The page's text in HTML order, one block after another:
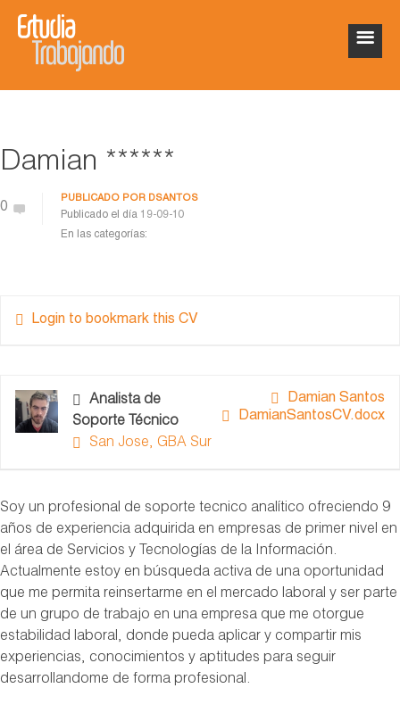
Damian ******
0
PUBLICADO POR DSANTOS
Publicado el día 19-09-10
En las categorías:
Login to bookmark this CV
Damian Santos
DamianSantosCV.docx
Analista de
Soporte Técnico
San Jose, GBA Sur
Soy un profesional de soporte tecnico analítico ofreciendo 9
años de experiencia adquirida en empresas de primer nivel en
el área de Servicios y Tecnologías de la Información.
Actualmente estoy en búsqueda activa de una oportunidad
que me permita reinsertarme en el mercado laboral y ser parte
de un grupo de trabajo en una empresa que me otorgue
estabilidad laboral, donde pueda aplicar y compartir mis
experiencias, conocimientos y aptitudes para seguir
desarrollandome de forma profesional.